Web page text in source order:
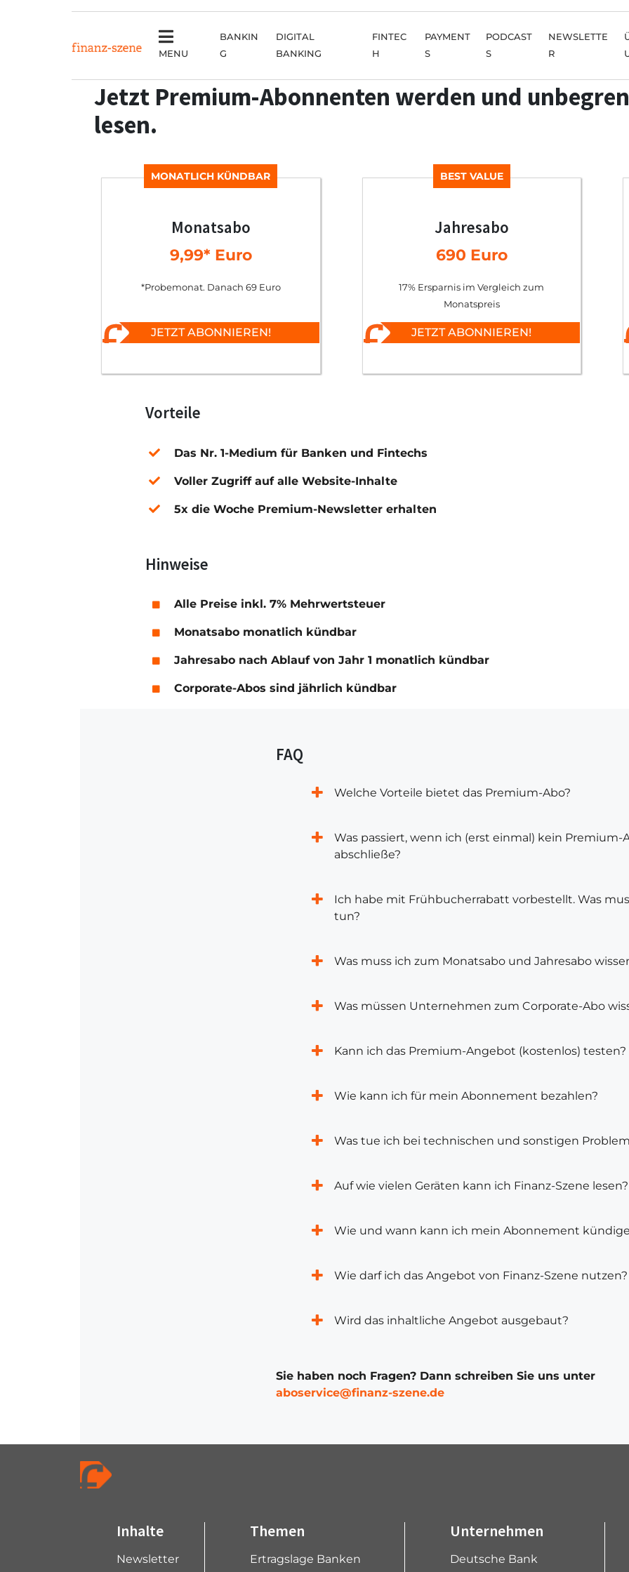
MENU
BANKIN
G
DIGITAL
BANKING
FINTEC
H
PAYMENT
S
PODCAST
S
NEWSLETTE
R
Jetzt Premium-Abonnenten werden und
lesen.
MONATLICH KÜNDBAR
Monatsabo
9,99* Euro
*Probemonat. Danach 69 Euro
JETZT ABONNIEREN!
BEST VALUE
Jahresabo
690 Euro
17% Ersparnis im Vergleich zum
Monatspreis
JETZT ABONNIEREN!
Vorteile
Das Nr. 1-Medium für Banken und Fintechs
Voller Zugriff auf alle Website-Inhalte
5x die Woche Premium-Newsletter erhalten
Hinweise
Alle Preise inkl. 7% Mehrwertsteuer
Monatsabo monatlich kündbar
Jahresabo nach Ablauf von Jahr 1 monatlich kündbar
Corporate-Abos sind jährlich kündbar
FAQ
Welche Vorteile bietet das Premium-Abo?
Was passiert, wenn ich (erst einmal) kein Premium-
abschließe?
Ich habe mit Frühbucherrabatt vorbestellt. Was
tun?
Was muss ich zum Monatsabo und Jahresabo
Was müssen Unternehmen zum Corporate-Abo
Kann ich das Premium-Angebot (kostenlos) testen?
Wie kann ich für mein Abonnement bezahlen?
Was tue ich bei technischen und sonstigen
Auf wie vielen Geräten kann ich Finanz-Szene lesen?
Wie und wann kann ich mein Abonnement
Wie darf ich das Angebot von Finanz-Szene nutzen?
Wird das inhaltliche Angebot ausgebaut?
Sie haben noch Fragen? Dann schreiben Sie uns unter
aboservice@finanz-szene.de
Inhalte
Newsletter
Themen
Ertragslage Banken
Unternehmen
Deutsche Bank